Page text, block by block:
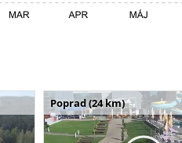
Poprad (24 km)